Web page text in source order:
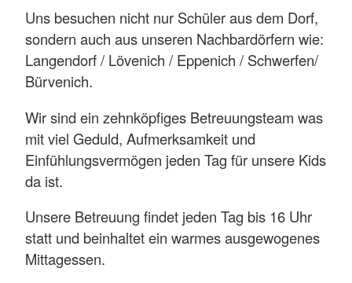
Uns besuchen nicht nur Schüler aus dem Dorf,
sondern auch aus unseren Nachbardörfern wie:
Langendorf / Lövenich / Eppenich / Schwerfen/
Bürvenich.
Wir sind ein zehnköpfiges Betreuungsteam was
mit viel Geduld, Aufmerksamkeit und
Einfühlungsvermögen jeden Tag für unsere Kids
da ist.
Unsere Betreuung findet jeden Tag bis 16 Uhr
statt und beinhaltet ein warmes ausgewogenes
Mittagessen.